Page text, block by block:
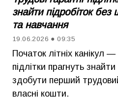
знайти підробіток
та навчання
19.06.2026 ● 09:35
Початок літніх канікул
підлітки прагнуть
здобути перший
власні кошти.